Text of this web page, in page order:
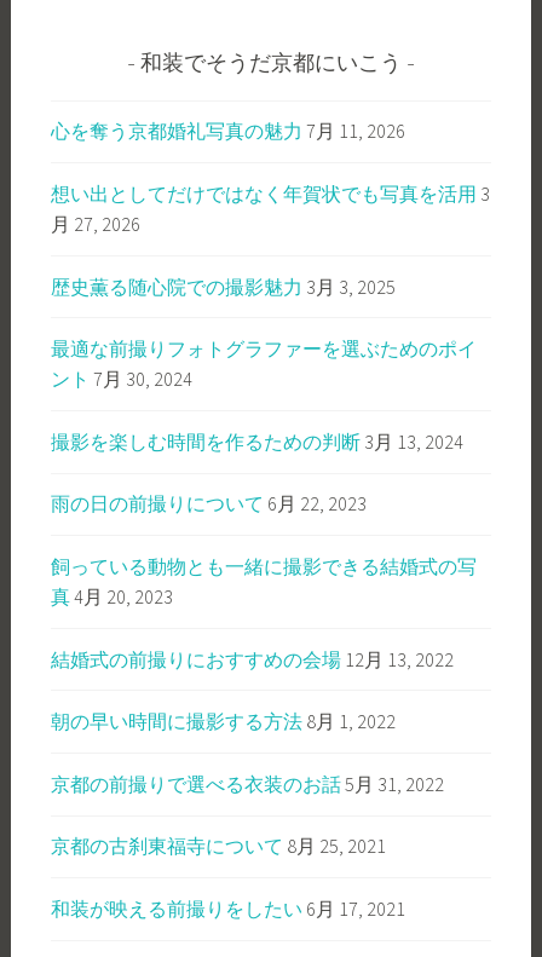
和装でそうだ京都にいこう
心を奪う京都婚礼写真の魅力 7月 11, 2026
想い出としてだけではなく年賀状でも写真を活用 3
月 27, 2026
歴史薫る随心院での撮影魅力 3月 3, 2025
最適な前撮りフォトグラファーを選ぶためのポイ
ント 7月 30, 2024
撮影を楽しむ時間を作るための判断 3月 13, 2024
雨の日の前撮りについて 6月 22, 2023
飼っている動物とも一緒に撮影できる結婚式の写
真4月 20, 2023
結婚式の前撮りにおすすめの会場 12月 13, 2022
朝の早い時間に撮影する方法 8月 1, 2022
京都の前撮りで選べる衣装のお話5月 31, 2022
京都の古刹東福寺について 8月 25, 2021
和装が映える前撮りをしたい 6月 17, 2021